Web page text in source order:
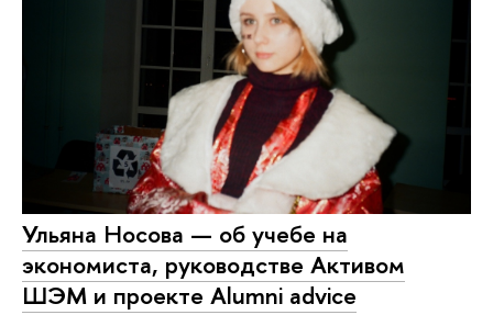
Ульяна Носова — об учебе на
экономиста, руководстве Активом
ШЭМ и проекте Alumni advice